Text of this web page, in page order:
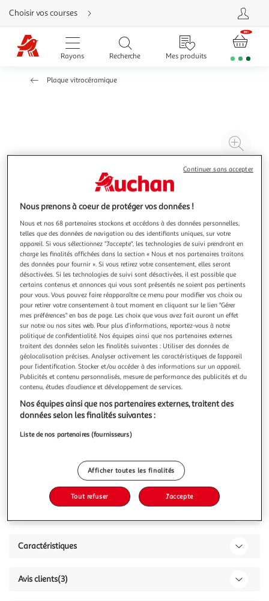
Aller
directement
au
contenu
Aller
directement
Aller
besoin
Choisir vos courses
Rayons Recherche Mes produits
Plaque vitrocéramique
à
Illustration
précédente
Illustration
suivante
4.3 (3)
HISENSE
Table de cuisson vitrocéramique 60cm 3 feux 5700w
noir - e6322c
Hisense E6322C Table de cuisson hi-light E6322C de
pour mijoter de bons petits plats dans des grandes
casseroles.Réglez facilement le temps de cuisson grâce au
minuteur qui indiquera via un signal sonore quand le repas
est prêt !Contrôlez en to
En savoir +
Vous voulez connaître le prix de ce produit ?
Caractéristiques
Avis clients(3)
Nous prenons à coeur de protéger vos données !
Nous et nos 68 partenaires stockons et accédons à des données personnelles,
telles que des données de navigation ou des identifiants uniques, sur votre
appareil. Si vous sélectionnez "J'accepte", les technologies de suivi prendront en
charge les finalités affichées dans la section « Nous et nos partenaires traitons
des données pour fournir ». Si vous retirez votre consentement, elles seront
désactivées. Si les technologies de suivi sont désactivées, il est possible que
certains contenus et annonces qui vous sont présentés ne soient pas pertinents
pour vous. Vous pouvez faire réapparaître ce menu pour modifier vos choix ou
pour retirer votre consentement à tout moment en cliquant sur le lien "Gérer
mes préférences" en bas de page. Les choix que vous avez fait auront un effet
sur notre ou nos sites web. Pour plus d’informations, reportez-vous à notre
politique de confidentialité. Nos équipes ainsi que nos partenaires externes
traitent des données selon les finalités suivantes : Utiliser des données de
géolocalisation précises. Analyser activement les caractéristiques de l’appareil
pour l’identification. Stocker et/ou accéder à des informations sur un appareil.
Publicités et contenu personnalisés, mesure de performance des publicités et du
contenu, études d’audience et développement de services.
Nos équipes ainsi que nos partenaires externes, traitent des
données selon les finalités suivantes :
Liste de nos partenaires (fournisseurs)
Afficher toutes les finalités
Tout refuser J'accepte
Continuer sans accepter